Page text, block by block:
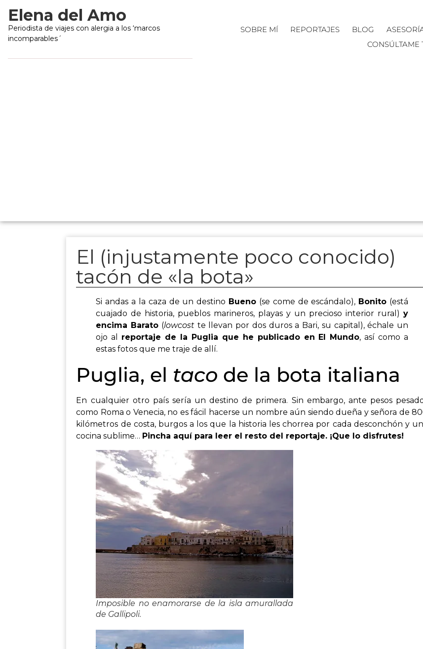
Elena del Amo
Periodista de viajes con alergia a los ‘marcos
incomparables´
SOBRE MÍ REPORTAJES BLOG
CONSÚLTAME
El (injustamente poco conocido)
tacón de «la bota»
Si andas a la caza de un destino Bueno (se come de escándalo), Bonito (está
cuajado de historia, pueblos marineros, playas y un precioso interior rural)y
encima Barato (lowcostte llevan por dos duros a Bari, su capital), échale un
ojo al reportaje de la Puglia que he publicado en El Mundo, así como a
estas fotos que me traje de allí.
Puglia, el taco de la bota italiana
En cualquier otro país sería un destino de primera. Sin embargo, ante pesos
como Roma o Venecia, no es fácil hacerse un nombre aún siendo dueña y señora de
kilómetros de costa, burgos a los que la historia les chorrea por cada desconchón y
cocina sublime… Pincha aquípara leer el resto del reportaje. ¡Que lo disfrutes!
Imposible no enamorarse de la isla amurallada
de Gallipoli.